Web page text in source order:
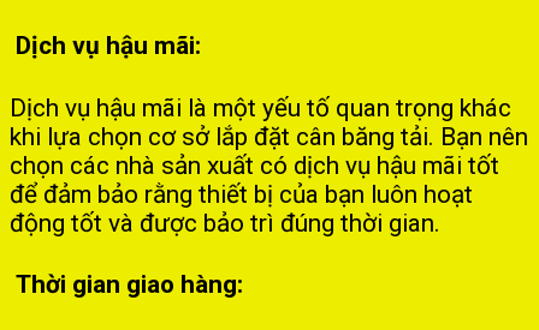
Dịch vụ hậu mãi:
Dịch vụ hậu mãi là một yếu tố quan trọng khác
khi lựa chọn cơ sở lắp đặt cân băng tải. Bạn nên
chọn các nhà sản xuất có dịch vụ hậu mãi tốt
để đảm bảo rằng thiết bị của bạn luôn hoạt
động tốt và được bảo trì đúng thời gian.
Thời gian giao hàng: